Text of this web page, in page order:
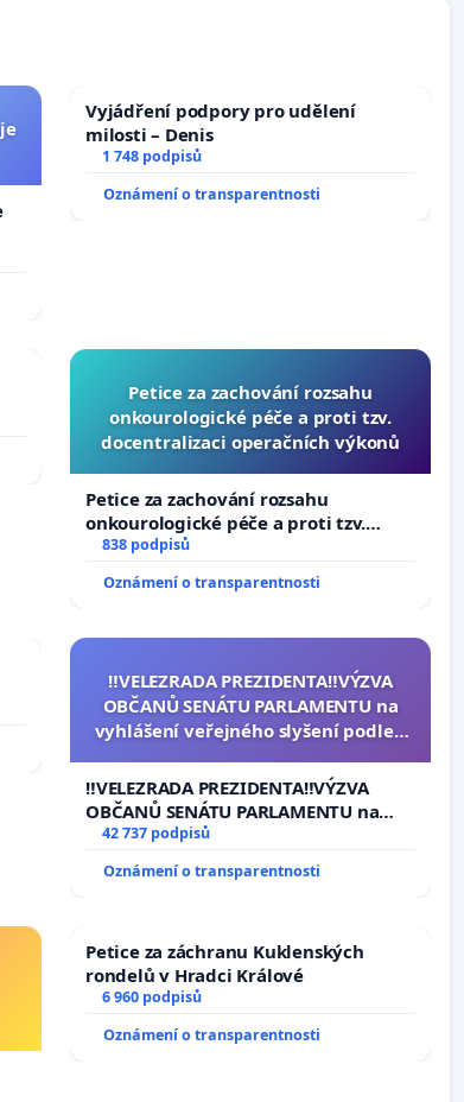
Vyjádření podpory pro udělení
milosti – Denis
1 748 podpisů
Oznámení o transparentnosti
Petice za zachování rozsahu
onkourologické péče a proti tzv.
docentralizaci operačních výkonů
Petice za zachování rozsahu
onkourologické péče a proti tzv.
docentralizaci operačních výkonů
838 podpisů
Oznámení o transparentnosti
‼️VELEZRADA PREZIDENTA‼️VÝZVA
OBČANŮ SENÁTU PARLAMENTU na
vyhlášení veřejného slyšení podle §
na přijetí usnesení k podání ústavní
žaloby na prezidenta republiky
‼️VELEZRADA PREZIDENTA‼️VÝZVA
OBČANŮ SENÁTU PARLAMENTU na
vyhlášení veřejného slyšení podle §
na přijetí usnesení k podání ústavní
42 737 podpisů
Oznámení o transparentnosti
Petice za záchranu Kuklenských
rondelů v Hradci Králové
6 960 podpisů
Oznámení o transparentnosti